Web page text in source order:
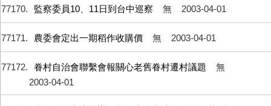
77170 監察委員10、11日到台中巡察 無 2003-04-01
77171 農委會定出一期稻作收購價 無 2003-04-01
77172 眷村自治會聯繫會報關心老舊眷村遷村議題
無
2003-04-01